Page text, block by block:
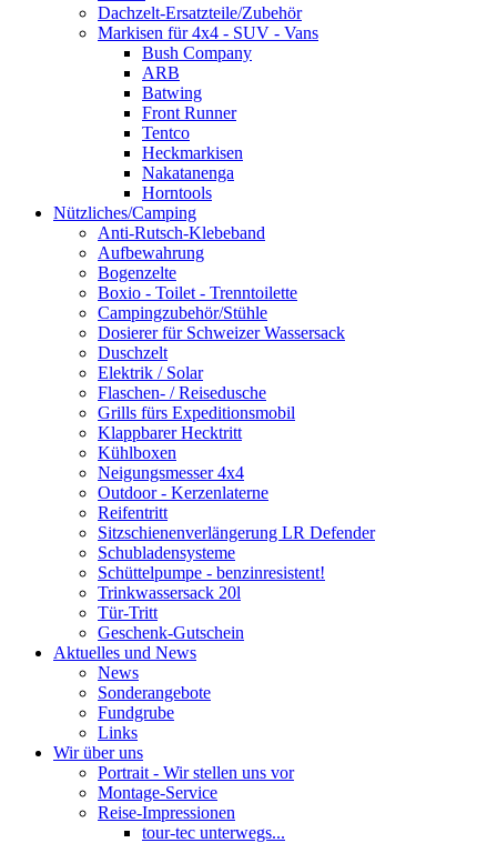
Dachzelt-Ersatzteile/Zubehör
Markisen für 4x4 - SUV - Vans
Bush Company
ARB
Batwing
Front Runner
Tentco
Heckmarkisen
Nakatanenga
Horntools
Nützliches/Camping
Anti-Rutsch-Klebeband
Aufbewahrung
Bogenzelte
Boxio - Toilet - Trenntoilette
Campingzubehör/Stühle
Dosierer für Schweizer Wassersack
Duschzelt
Elektrik / Solar
Flaschen- / Reisedusche
Grills fürs Expeditionsmobil
Klappbarer Hecktritt
Kühlboxen
Neigungsmesser 4x4
Outdoor - Kerzenlaterne
Reifentritt
Sitzschienenverlängerung LR Defender
Schubladensysteme
Schüttelpumpe - benzinresistent!
Trinkwassersack 20l
Tür-Tritt
Geschenk-Gutschein
Aktuelles und News
News
Sonderangebote
Fundgrube
Links
Wir über uns
Portrait - Wir stellen uns vor
Montage-Service
Reise-Impressionen
tour-tec unterwegs...